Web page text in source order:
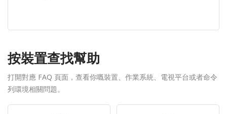
按裝置查找幫助
打開對應 FAQ 頁面，查看你嘅裝置、作業系統、電視平台或者命令
列環境相關問題。